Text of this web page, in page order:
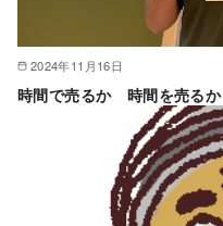
2024年11月16日
時間で売るか 時間を売るか